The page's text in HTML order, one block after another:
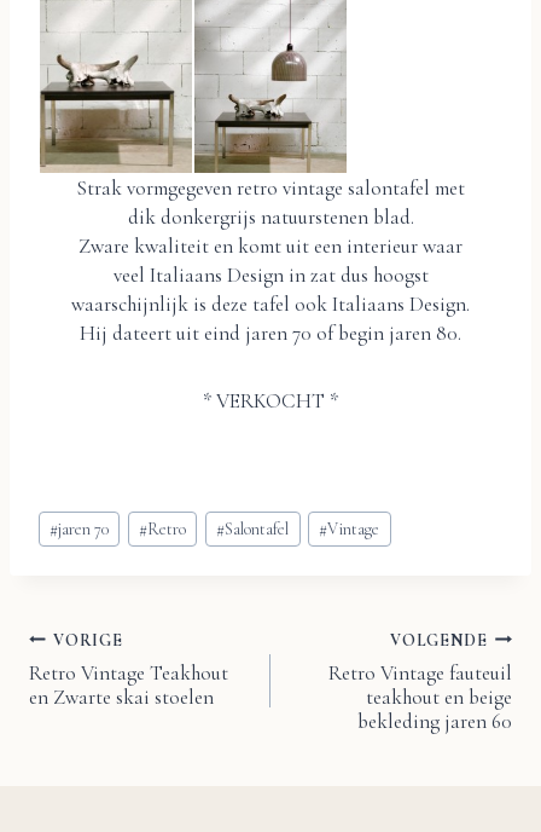
Strak vormgegeven retro vintage salontafel met
dik donkergrijs natuurstenen blad.
Zware kwaliteit en komt uit een interieur waar
veel Italiaans Design in zat dus hoogst
waarschijnlijk is deze tafel ook Italiaans Design.
Hij dateert uit eind jaren 70 of begin jaren 80.
* VERKOCHT *
Bericht
tags:
#jaren 70 #Retro #Salontafel #Vintage
Bericht
VORIGE
Retro Vintage Teakhout
en Zwarte skai stoelen
VOLGENDE
Retro Vintage fauteuil
teakhout en beige
bekleding jaren 60